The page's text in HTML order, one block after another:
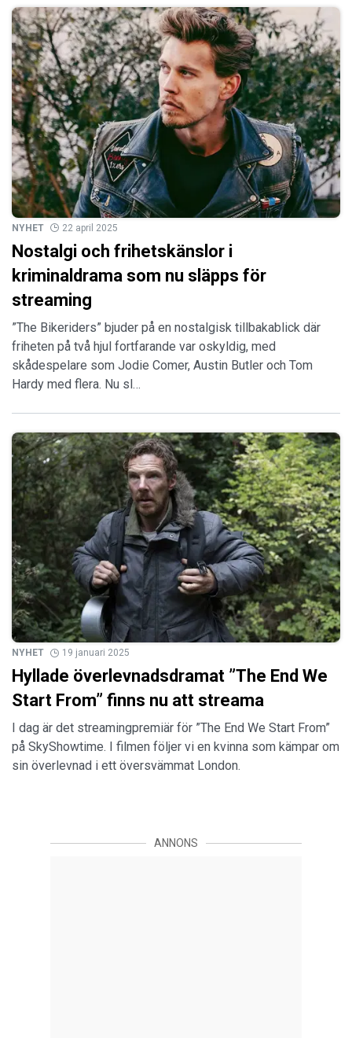
NYHET 22 april 2025
Nostalgi och frihetskänslor i
kriminaldrama som nu släpps för
streaming
”The Bikeriders” bjuder på en nostalgisk tillbakablick där
friheten på två hjul fortfarande var oskyldig, med
skådespelare som Jodie Comer, Austin Butler och Tom
Hardy med flera. Nu sl…
NYHET 19 januari 2025
Hyllade överlevnadsdramat ”The End We
Start From” finns nu att streama
I dag är det streamingpremiär för ”The End We Start From”
på SkyShowtime. I filmen följer vi en kvinna som kämpar om
sin överlevnad i ett översvämmat London.
ANNONS